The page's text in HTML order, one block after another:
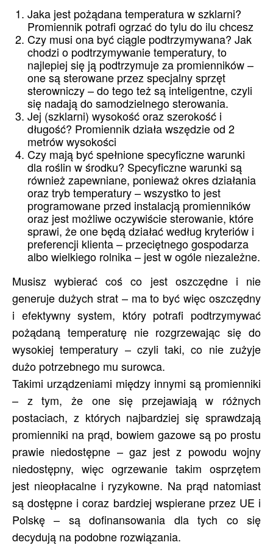
Jaka jest pożądana temperatura w szklarni?
Promiennik potrafi ogrzać do tylu do ilu chcesz
Czy musi ona być ciągle podtrzymywana? Jak
chodzi o podtrzymywanie temperatury, to
najlepiej się ją podtrzymuje za promienników –
one są sterowane przez specjalny sprzęt
sterowniczy – do tego też są inteligentne, czyli
się nadają do samodzielnego sterowania.
Jej (szklarni) wysokość oraz szerokość i
długość? Promiennik działa wszędzie od 2
metrów wysokości
Czy mają być spełnione specyficzne warunki
dla roślin w środku? Specyficzne warunki są
również zapewniane, ponieważ okres działania
oraz tryb temperatury – wszystko to jest
programowane przed instalacją promienników
oraz jest możliwe oczywiście sterowanie, które
sprawi, że one będą działać według kryteriów i
preferencji klienta – przeciętnego gospodarza
albo wielkiego rolnika – jest w ogóle niezależne.
Musisz wybierać coś co jest oszczędne i nie
generuje dużych strat – ma to być więc oszczędny
i efektywny system, który potrafi podtrzymywać
pożądaną temperaturę nie rozgrzewając się do
wysokiej temperatury – czyli taki, co nie zużyje
dużo potrzebnego mu surowca.
Takimi urządzeniami między innymi są promienniki
– z tym, że one się przejawiają w różnych
postaciach, z których najbardziej się sprawdzają
promienniki na prąd, bowiem gazowe są po prostu
prawie niedostępne – gaz jest z powodu wojny
niedostępny, więc ogrzewanie takim osprzętem
jest nieopłacalne i ryzykowne. Na prąd natomiast
są dostępne i coraz bardziej wspierane przez UE i
Polskę – są dofinansowania dla tych co się
decydują na podobne rozwiązania.